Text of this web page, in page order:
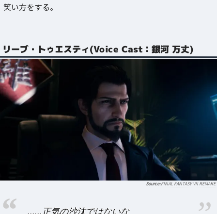
笑い方をする。
リーブ・トゥエスティ(Voice Cast：銀河 万丈)
FINAL FANTASY VII REMAKE
......正気の沙汰ではないな